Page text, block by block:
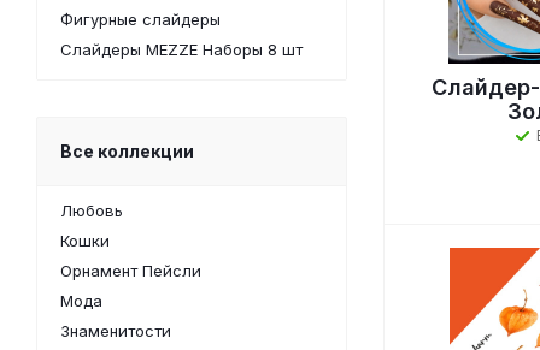
Фигурные слайдеры
Слайдеры MEZZE Наборы 8 шт
Все коллекции
Любовь
Кошки
Орнамент Пейсли
Мода
Знаменитости